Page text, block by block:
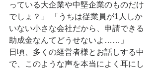
っている大企業や中堅企業のものだけ
でしょ？」 「うちは従業員が1人しか
いない小さな会社だから、申請できる
助成金なんてどうせないよ……」
日頃、多くの経営者様とお話しする中
で、このような声を本当によく耳にし